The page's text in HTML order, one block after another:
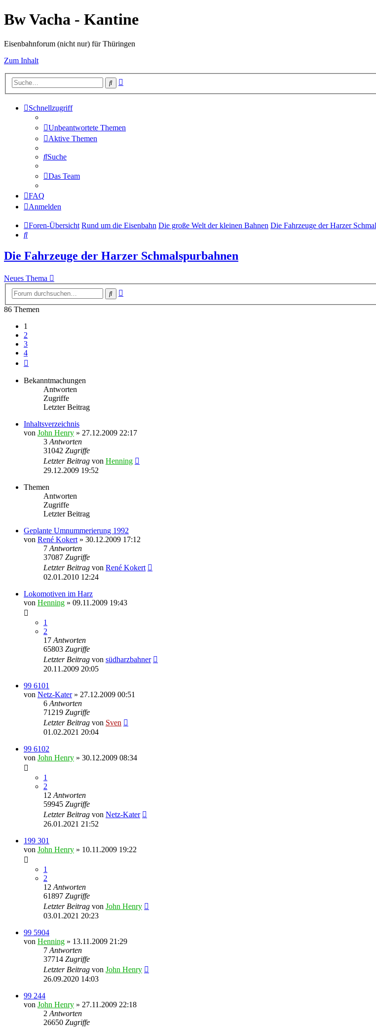
Bw Vacha - Kantine
Eisenbahnforum (nicht nur) für Thüringen
Zum Inhalt
Suche
Schnellzugriff
Unbeantwortete Themen
Aktive Themen
Suche
Das Team
FAQ
Anmelden
Foren-Übersicht Rund um die Eisenbahn Die große Welt der kleinen Bahnen Die Fahrzeuge der Harzer
Suche
Die Fahrzeuge der Harzer Schmalspurbahnen
Neues Thema
Suche
86 Themen
1
2
3
4
Bekanntmachungen
Antworten
Zugriffe
Letzter Beitrag
Inhaltsverzeichnis
von John Henry » 27.12.2009 22:17
3 Antworten
31042 Zugriffe
Letzter Beitrag von Henning
29.12.2009 19:52
Themen
Antworten
Zugriffe
Letzter Beitrag
Geplante Umnummerierung 1992
von René Kokert » 30.12.2009 17:12
7 Antworten
37087 Zugriffe
Letzter Beitrag von René Kokert
02.01.2010 12:24
Lokomotiven im Harz
von Henning » 09.11.2009 19:43
1
2
17 Antworten
65803 Zugriffe
Letzter Beitrag von südharzbahner
20.11.2009 20:05
99 6101
von Netz-Kater» 27.12.2009 00:51
6 Antworten
71219 Zugriffe
Letzter Beitrag von Sven
01.02.2021 20:04
99 6102
von John Henry » 30.12.2009 08:34
1
2
12 Antworten
59945 Zugriffe
Letzter Beitrag von Netz-Kater
26.01.2021 21:52
199 301
von John Henry » 10.11.2009 19:22
1
2
12 Antworten
61897 Zugriffe
Letzter Beitrag von John Henry
03.01.2021 20:23
99 5904
von Henning » 13.11.2009 21:29
7 Antworten
37714 Zugriffe
Letzter Beitrag von John Henry
26.09.2020 14:03
99 244
von John Henry » 27.11.2009 22:18
2 Antworten
26650 Zugriffe